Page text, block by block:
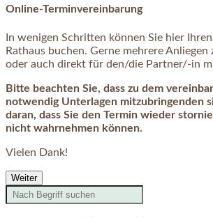
Online-Terminvereinbarung
In wenigen Schritten können Sie hier
Rathaus buchen. Gerne mehrere Anliegen
oder auch direkt für den/die Partner/-in
Bitte beachten Sie, dass zu dem
notwendig Unterlagen mitzubringenden
daran, dass Sie den Termin wieder
nicht wahrnehmen können.
Vielen Dank!
Weiter